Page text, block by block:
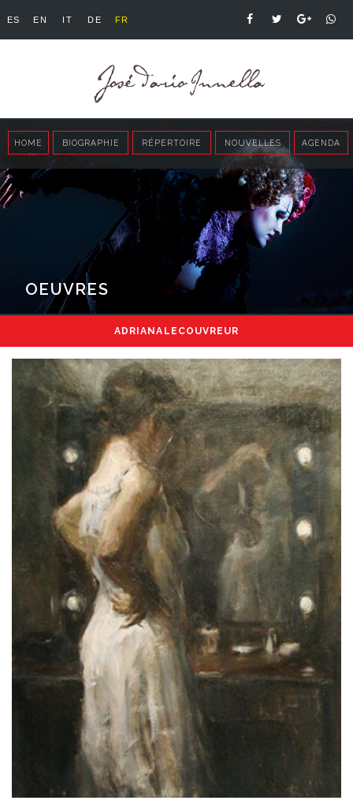
ES EN IT DE FR
HOME BIOGRAPHIE RÉPERTOIRE NOUVELLES AGENDA
OEUVRES
ADRIANA LECOUVREUR